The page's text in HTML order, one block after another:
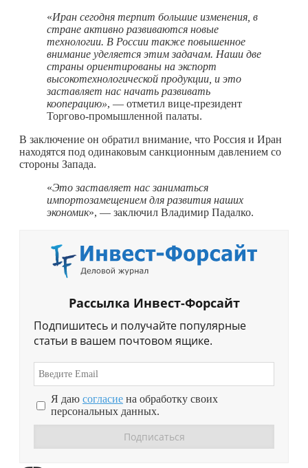
«Иран сегодня терпит большие изменения, в
стране активно развиваются новые
технологии. В России также повышенное
внимание уделяется этим задачам. Наши две
страны ориентированы на экспорт
высокотехнологической продукции, и это
заставляет нас начать развивать
кооперацию», — отметил вице-президент
Торгово-промышленной палаты.
В заключение он обратил внимание, что Россия и Иран
находятся под одинаковым санкционным давлением со
стороны Запада.
«Это заставляет нас заниматься
импортозамещением для развития наших
экономик», — заключил Владимир Падалко.
Рассылка Инвест-Форсайт
Подпишитесь и получайте популярные
статьи в вашем почтовом ящике.
Я даю согласие на обработку своих
персональных данных.